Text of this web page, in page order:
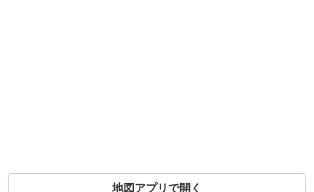
地図アプリで開く